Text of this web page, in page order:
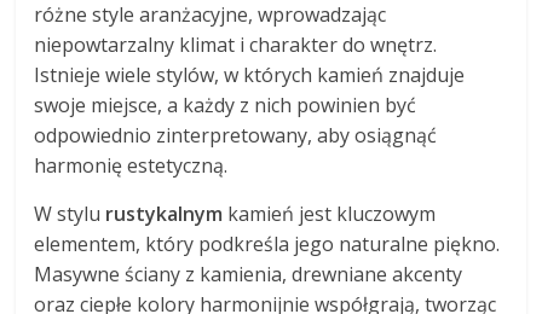
różne style aranżacyjne, wprowadzając
niepowtarzalny klimat i charakter do wnętrz.
Istnieje wiele stylów, w których kamień znajduje
swoje miejsce, a każdy z nich powinien być
odpowiednio zinterpretowany, aby osiągnąć
harmonię estetyczną.
W stylu rustykalnym kamień jest kluczowym
elementem, który podkreśla jego naturalne piękno.
Masywne ściany z kamienia, drewniane akcenty
oraz ciepłe kolory harmonijnie współgrają, tworząc